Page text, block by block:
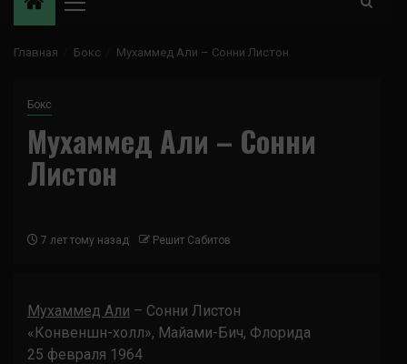
Основное
Главная Бокс Мухаммед Али – Сонни Листон
Бокс
Мухаммед Али – Сонни
Листон
7 лет тому назад Решит Сабитов
Мухаммед Али – Сонни Листон
«Конвеншн-холл», Майами-Бич, Флорида
25 февраля 1964